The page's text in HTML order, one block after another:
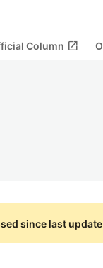
Column open_in_new
since last